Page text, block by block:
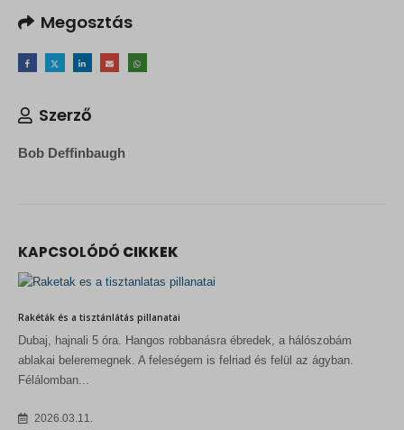
Megosztás
Szerző
Bob Deffinbaugh
KAPCSOLÓDÓ CIKKEK
Rakéták és a tisztánlátás pillanatai
Dubaj, hajnali 5 óra. Hangos robbanásra ébredek, a hálószobám
ablakai beleremegnek. A feleségem is felriad és felül az ágyban.
Félálomban...
2026.03.11.